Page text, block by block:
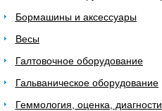
Бормашины и аксессуары
Весы
Галтовочное оборудование
Гальваническое оборудование
Геммология, оценка,